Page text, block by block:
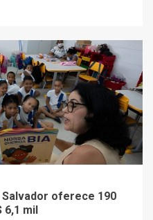
Salvador oferece 190
6,1 mil